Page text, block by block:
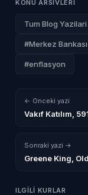
KONU ARSIVLERI
Tum Blog Yazilari
#Merkez Bankası
#enflasyon
← Onceki yazi
Vakıf Katılım,
Sonraki yazi →
Greene King,
ILGILI KURLAR